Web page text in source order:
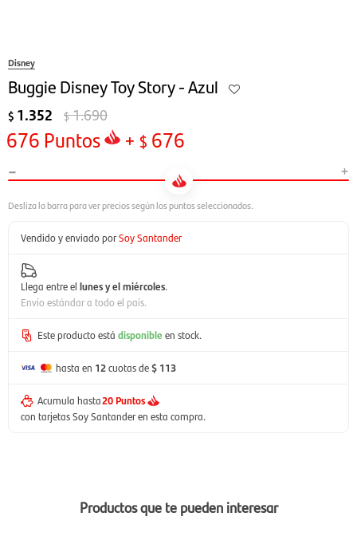
Disney
Buggie Disney Toy Story - Azul
$ 1.352 $1.690
676 Puntos + $ 676
- +
Vendido y enviado porSoy Santander
Llega entre el lunes y el miércoles.
Envío estándar a todo el país.
Este producto está disponible en stock.
hasta en 12cuotas de$ 113
Acumula hasta20 Puntos
con tarjetas Soy Santander en esta compra.
Productos que te pueden interesar